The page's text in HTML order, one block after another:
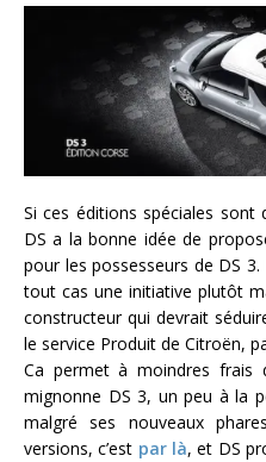
Si ces éditions spéciales sont
DS a la bonne idée de
pour les possesseurs de DS
tout cas une initiative plutôt
constructeur qui devrait
le service Produit de Citroën,
Ca permet à moindres frais
mignonne DS 3, un peu à la
malgré ses nouveaux
versions, c’est par là, et DS